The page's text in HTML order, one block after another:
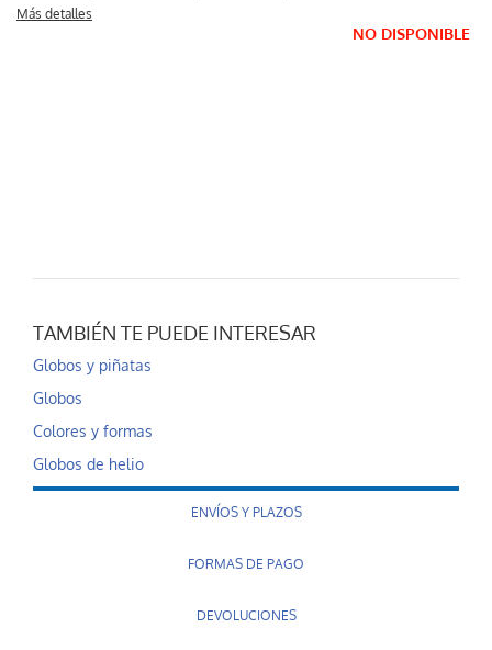
Más detalles
NO DISPONIBLE
TAMBIÉN TE PUEDE INTERESAR
Globos y piñatas
Globos
Colores y formas
Globos de helio
ENVÍOS Y PLAZOS
FORMAS DE PAGO
DEVOLUCIONES